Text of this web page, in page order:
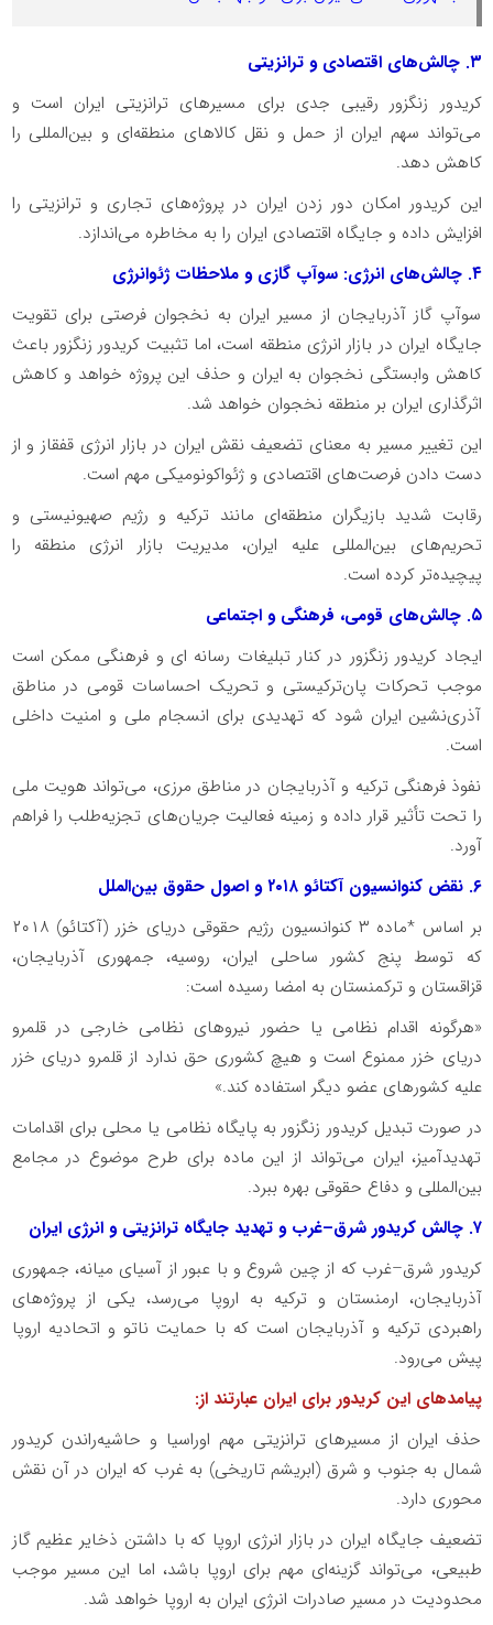
۳. چالش‌های اقتصادی و ترانزیتی
کریدور زنگزور رقیبی جدی برای مسیرهای ترانزیتی ایران است و
می‌تواند سهم ایران از حمل و نقل کالاهای منطقه‌ای و بین‌المللی را
کاهش دهد.
این کریدور امکان دور زدن ایران در پروژه‌های تجاری و ترانزیتی را
افزایش داده و جایگاه اقتصادی ایران را به مخاطره می‌اندازد.
۴. چالش‌های انرژی: سوآپ گازی و ملاحظات ژئوانرژی
سوآپ گاز آذربایجان از مسیر ایران به نخجوان فرصتی برای تقویت
جایگاه ایران در بازار انرژی منطقه است، اما تثبیت کریدور زنگزور باعث
کاهش وابستگی نخجوان به ایران و حذف این پروژه خواهد و کاهش
اثرگذاری ایران بر منطقه نخجوان خواهد شد.
این تغییر مسیر به معنای تضعیف نقش ایران در بازار انرژی قفقاز و از
دست دادن فرصت‌های اقتصادی و ژئواکونومیکی مهم است.
رقابت شدید بازیگران منطقه‌ای مانند ترکیه و رژیم صهیونیستی و
تحریم‌های بین‌المللی علیه ایران، مدیریت بازار انرژی منطقه را
پیچیده‌تر کرده است.
۵. چالش‌های قومی، فرهنگی و اجتماعی
ایجاد کریدور زنگزور در کنار تبلیغات رسانه ای و فرهنگی ممکن است
موجب تحرکات پان‌ترکیستی و تحریک احساسات قومی در مناطق
آذری‌نشین ایران شود که تهدیدی برای انسجام ملی و امنیت داخلی
است.
نفوذ فرهنگی ترکیه و آذربایجان در مناطق مرزی، می‌تواند هویت ملی
را تحت تأثیر قرار داده و زمینه فعالیت جریان‌های تجزیه‌طلب را فراهم
آورد.
۶. نقض کنوانسیون آکتائو ۲۰۱۸ و اصول حقوق بین‌الملل
بر اساس *ماده ۳ کنوانسیون رژیم حقوقی دریای خزر (آکتائو) ۲۰۱۸
که توسط پنج کشور ساحلی ایران، روسیه، جمهوری آذربایجان،
قزاقستان و ترکمنستان به امضا رسیده است:
«هرگونه اقدام نظامی یا حضور نیروهای نظامی خارجی در قلمرو
دریای خزر ممنوع است و هیچ کشوری حق ندارد از قلمرو دریای خزر
علیه کشورهای عضو دیگر استفاده کند.»
در صورت تبدیل کریدور زنگزور به پایگاه نظامی یا محلی برای اقدامات
تهدیدآمیز، ایران می‌تواند از این ماده برای طرح موضوع در مجامع
بین‌المللی و دفاع حقوقی بهره ببرد.
۷. چالش کریدور شرق–غرب و تهدید جایگاه ترانزیتی و انرژی ایران
کریدور شرق–غرب که از چین شروع و با عبور از آسیای میانه، جمهوری
آذربایجان، ارمنستان و ترکیه به اروپا می‌رسد، یکی از پروژه‌های
راهبردی ترکیه و آذربایجان است که با حمایت ناتو و اتحادیه اروپا
پیش می‌رود.
پیامدهای این کریدور برای ایران عبارتند از:
حذف ایران از مسیرهای ترانزیتی مهم اوراسیا و حاشیه‌راندن کریدور
شمال به جنوب و شرق (ابریشم تاریخی) به غرب که ایران در آن نقش
محوری دارد.
تضعیف جایگاه ایران در بازار انرژی اروپا که با داشتن ذخایر عظیم گاز
طبیعی، می‌تواند گزینه‌ای مهم برای اروپا باشد، اما این مسیر موجب
محدودیت در مسیر صادرات انرژی ایران به اروپا خواهد شد.